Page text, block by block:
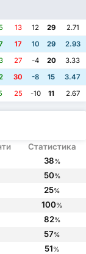
13 12 29
2.71
17 10 29
2.93
27 -4 20
3.33
30 -8 15
3.47
25 -10 11 2.67
Статистика
38%
50%
25%
100%
82%
57%
51%